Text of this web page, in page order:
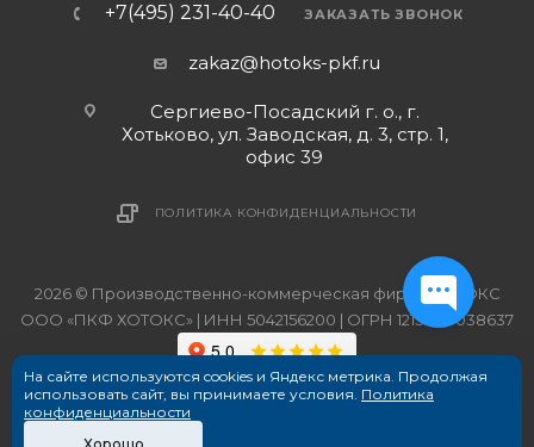
+7(495) 231-40-40 ЗАКАЗАТЬ ЗВОНОК
zakaz@hotoks-pkf.ru
Сергиево-Посадский г. о., г.
Хотьково, ул. Заводская, д. 3, стр. 1,
офис 39
ПОЛИТИКА КОНФИДЕНЦИАЛЬНОСТИ
2026 © Производственно-коммерческая фирма ХОТОКС
ООО «ПКФ ХОТОКС» | ИНН 5042156200 | ОГРН 1215000038637
На сайте используются cookies и Яндекс метрика. Продолжая
использовать сайт, вы принимаете условия. Политика
конфиденциальности